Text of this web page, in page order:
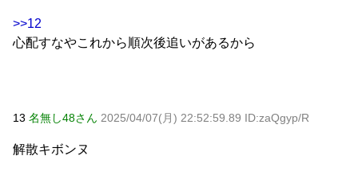
>>12
心配すなやこれから順次後追いがあるから
13 名無し48さん 2025/04/07(月) 22:52:59.89 ID:zaQgyp/R
解散キボンヌ